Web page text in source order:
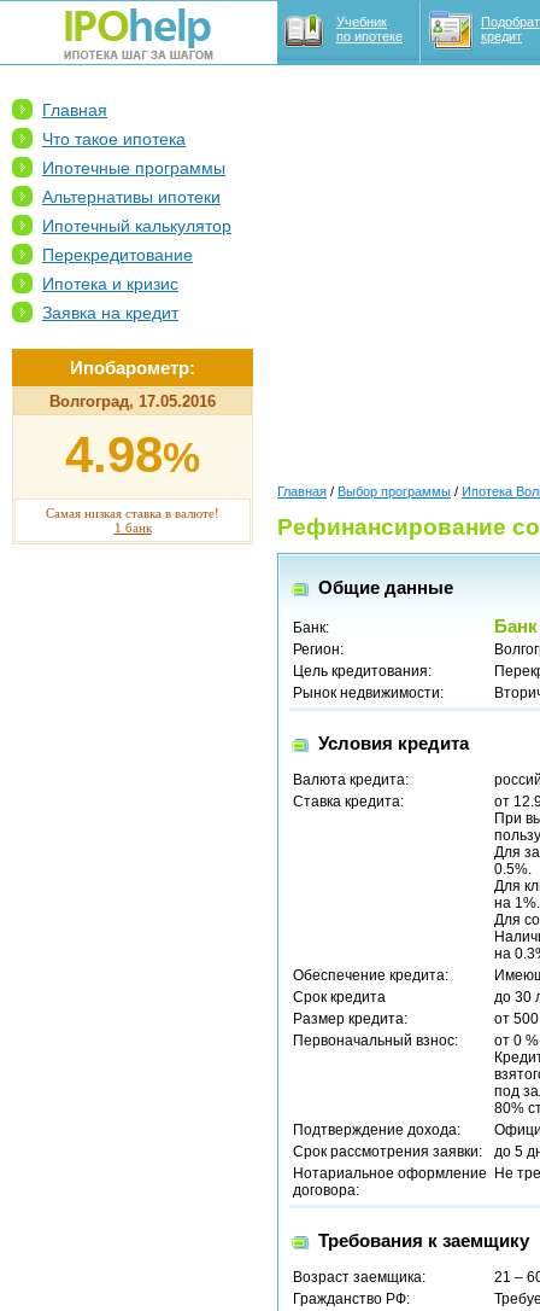
Учебник
по ипотеке
кредит
Главная
Что такое ипотека
Ипотечные программы
Альтернативы ипотеки
Ипотечный калькулятор
Перекредитование
Ипотека и кризис
Заявка на кредит
Ипобарометр:
Волгоград, 17.05.2016
4.98%
Самая низкая ставка в валюте!
1 банк
Главная / Выбор программы / Ипотека
Рефинансирование
Общие данные
Банк:
Регион:
Цель кредитования:
Рынок недвижимости:
Условия кредита
Валюта кредита:
Ставка кредита:
от
При
Для
0.5%.
Для
на 1%.
Для
на
Обеспечение кредита:
Срок кредита
до 30
Размер кредита:
от
Первоначальный взнос:
от 0 %
под
80%
Подтверждение дохода:
Срок рассмотрения заявки:
до 5
Нотариальное оформление
договора:
Не
Требования к заемщику
Возраст заемщика:
21 –
Гражданство РФ: